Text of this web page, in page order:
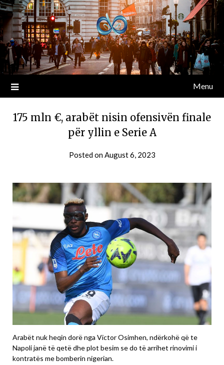
Menu
175 mln €, arabët nisin ofensivën finale
për yllin e Serie A
Posted onAugust 6, 2023
Arabët nuk heqin dorë nga Victor Osimhen, ndërkohë që te
Napoli janë të qetë dhe plot besim se do të arrihet rinovimi i
kontratës me bomberin nigerian.